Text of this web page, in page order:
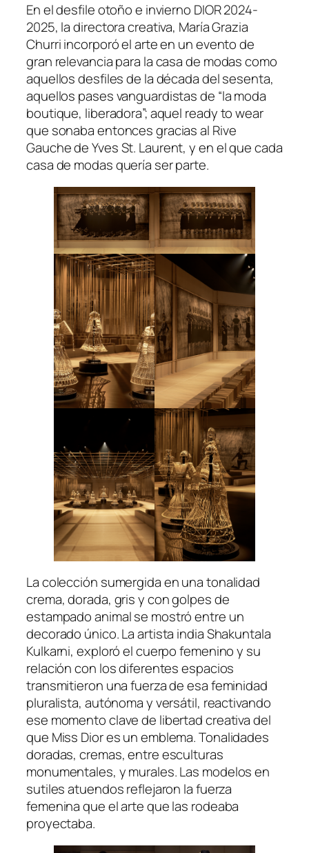
En el desfile otoño e invierno DIOR 2024-
2025, la directora creativa, María Grazia
Churri incorporó el arte en un evento de
gran relevancia para la casa de modas como
aquellos desfiles de la década del sesenta,
aquellos pases vanguardistas de “la moda
boutique, liberadora”; aquel ready to wear
que sonaba entonces gracias al Rive
Gauche de Yves St. Laurent, y en el que cada
casa de modas quería ser parte.
La colección sumergida en una tonalidad
crema, dorada, gris y con golpes de
estampado animal se mostró entre un
decorado único. La artista india Shakuntala
Kulkarni, exploró el cuerpo femenino y su
relación con los diferentes espacios
transmitieron una fuerza de esa feminidad
pluralista, autónoma y versátil, reactivando
ese momento clave de libertad creativa del
que Miss Dior es un emblema. Tonalidades
doradas, cremas, entre esculturas
monumentales, y murales. Las modelos en
sutiles atuendos reflejaron la fuerza
femenina que el arte que las rodeaba
proyectaba.